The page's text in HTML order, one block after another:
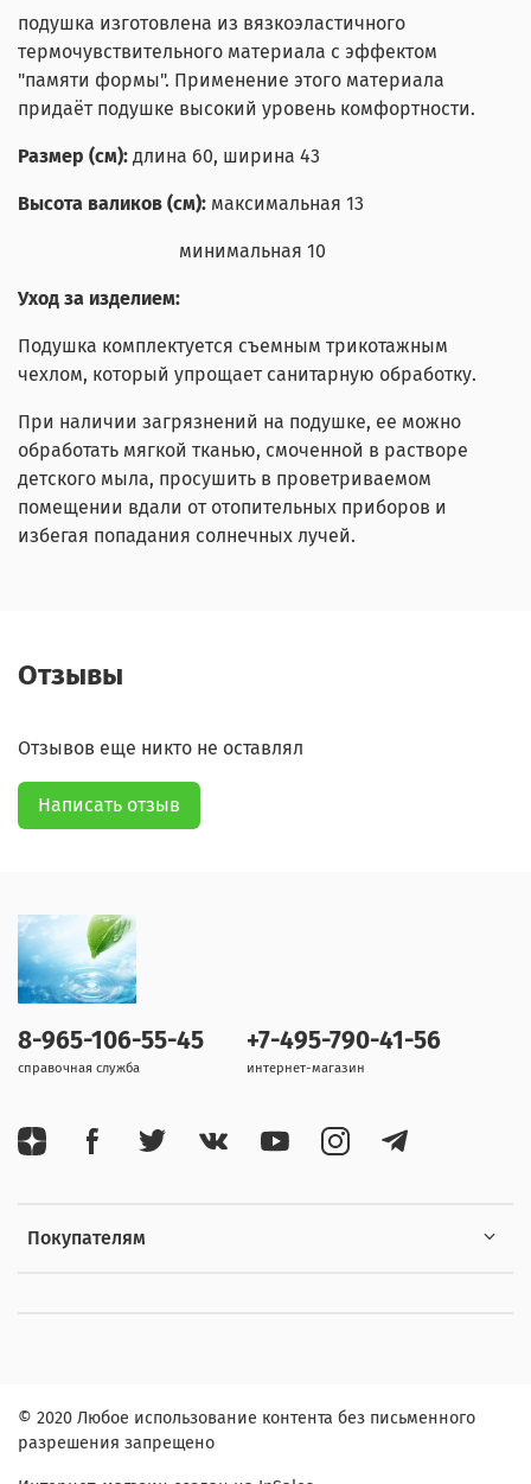
подушка изготовлена из вязкоэластичного
термочувствительного материала с эффектом
"памяти формы". Применение этого материала
придаёт подушке высокий уровень комфортности.
Размер (см): длина 60, ширина 43
Высота валиков (см): максимальная 13
минимальная 10
Уход за изделием:
Подушка комплектуется съемным трикотажным
чехлом, который упрощает санитарную обработку.
При наличии загрязнений на подушке, ее можно
обработать мягкой тканью, смоченной в растворе
детского мыла, просушить в проветриваемом
помещении вдали от отопительных приборов и
избегая попадания солнечных лучей.
Отзывы
Отзывов еще никто не оставлял
Написать отзыв
Покупателям
8-965-106-55-45
справочная служба
+7-495-790-41-56
интернет-магазин
© 2020 Любое использование контента без письменного
разрешения запрещено